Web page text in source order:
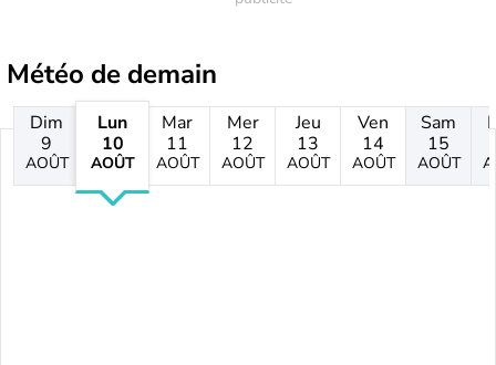
Météo de demain
Dim
9
AOÛT
Lun
10
AOÛT
Mar
11
AOÛT
Mer
12
AOÛT
Jeu
13
AOÛT
Ven
14
AOÛT
Sam
15
AOÛT